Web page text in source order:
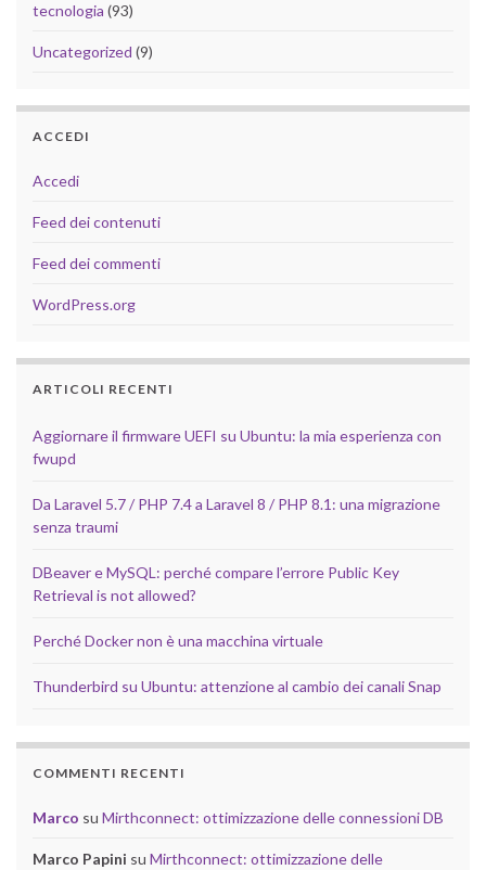
tecnologia (93)
Uncategorized (9)
ACCEDI
Accedi
Feed dei contenuti
Feed dei commenti
WordPress.org
ARTICOLI RECENTI
Aggiornare il firmware UEFI su Ubuntu: la mia esperienza con
fwupd
Da Laravel 5.7 / PHP 7.4 a Laravel 8 / PHP 8.1: una migrazione
senza traumi
DBeaver e MySQL: perché compare l’errore Public Key
Retrieval is not allowed?
Perché Docker non è una macchina virtuale
Thunderbird su Ubuntu: attenzione al cambio dei canali Snap
COMMENTI RECENTI
Marco su Mirthconnect: ottimizzazione delle connessioni DB
Marco Papini su Mirthconnect: ottimizzazione delle